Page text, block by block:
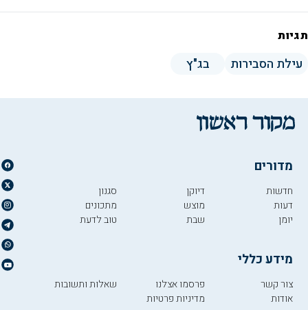
תגיות
עילת הסבירות בג"ץ
מדורים
חדשות
דעות
יומן
דיוקן
מוצש
שבת
סגנון
מתכונים
טוב לדעת
מידע כללי
צור קשר
אודות
פרסמו אצלנו
מדיניות פרטיות
שאלות ותשובות